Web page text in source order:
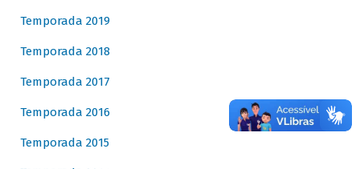
Temporada 2019
Temporada 2018
Temporada 2017
Temporada 2016
Temporada 2015